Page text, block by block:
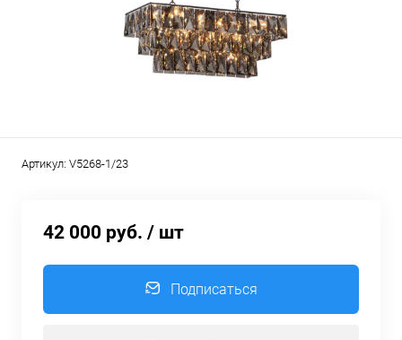
Артикул: V5268-1/23
42 000 руб. / шт
Подписаться